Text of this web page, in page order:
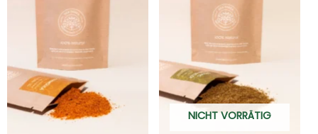
NICHT VORRÄTIG